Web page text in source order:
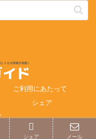
ご利用にあたって
シェア
ガイド.
シェア メール